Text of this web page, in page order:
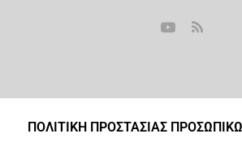
ΠΟΛΙΤΙΚΗ ΠΡΟΣΤΑΣΙΑΣ